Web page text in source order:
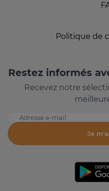
Politique de
Restez informés
Recevez notre
Adresse e-mail
Je